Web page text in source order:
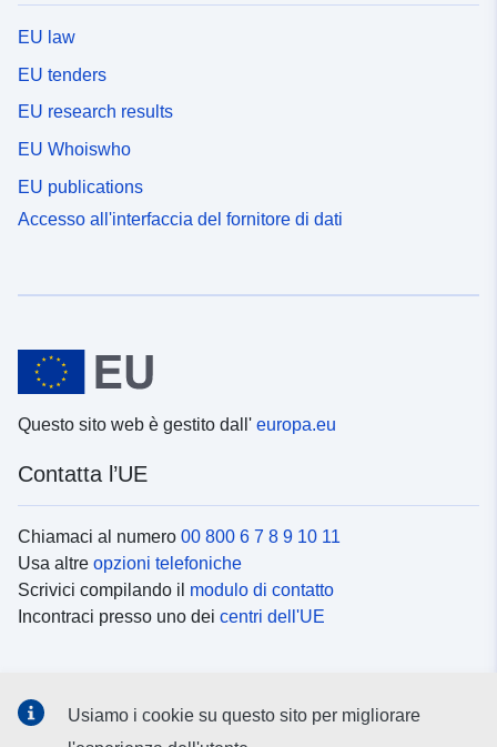
EU law
EU tenders
EU research results
EU Whoiswho
EU publications
Accesso all'interfaccia del fornitore di dati
Questo sito web è gestito dall' europa.eu
Contatta l’UE
Chiamaci al numero 00 800 6 7 8 9 10 11
Usa altre opzioni telefoniche
Scrivici compilando il modulo di contatto
Incontraci presso uno dei centri dell'UE
Usiamo i cookie su questo sito per migliorare